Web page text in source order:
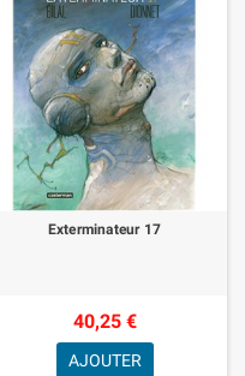
Exterminateur 17
40,25 €
AJOUTER